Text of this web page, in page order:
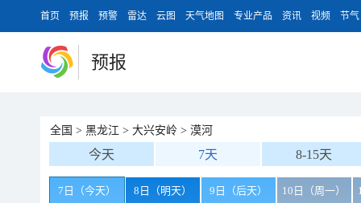
首页 预报 预警 雷达 云图 天气地图 专业产品 资讯 视频 节气
预报
全国 > 黑龙江 > 大兴安岭 > 漠河
今天 7天 8-15天
7日（今天） 8日（明天） 9日（后天） 10日（周一）